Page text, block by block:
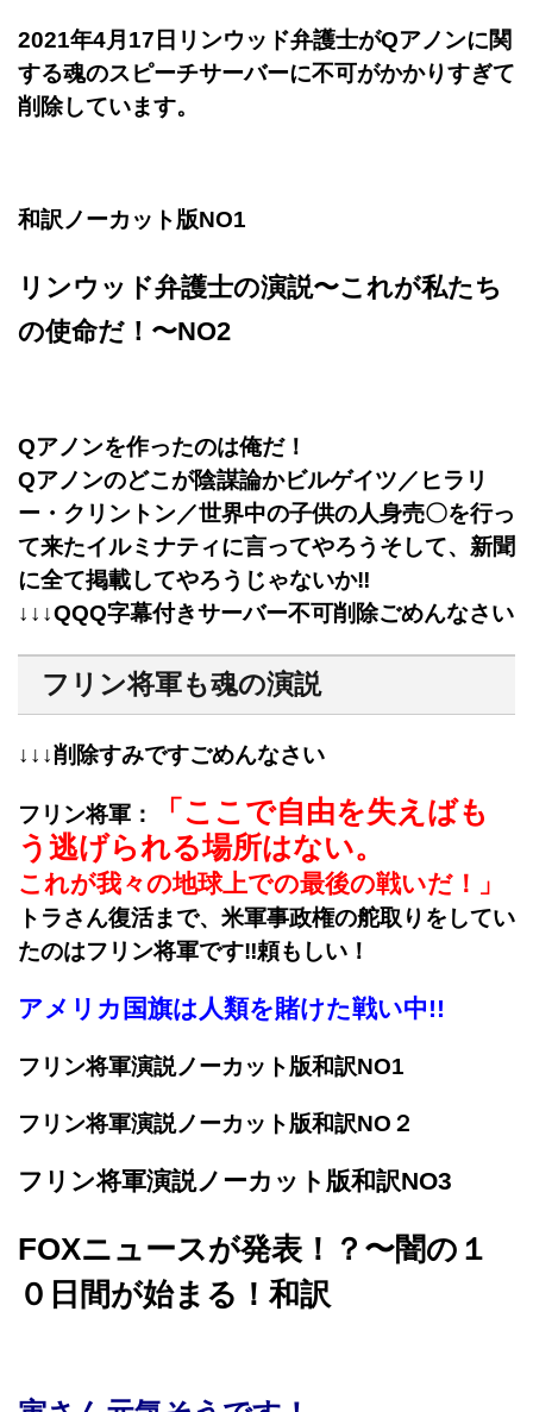
2021年4月17日リンウッド弁護士がQアノンに関
する魂のスピーチサーバーに不可がかかりすぎて
削除しています。
和訳ノーカット版NO1
リンウッド弁護士の演説〜これが私たち
の使命だ！〜NO2
Qアノンを作ったのは俺だ！
Qアノンのどこが陰謀論かビルゲイツ／ヒラリ
ー・クリントン／世界中の子供の人身売〇を行っ
て来たイルミナティに言ってやろうそして、新聞
に全て掲載してやろうじゃないか‼︎
↓↓↓QQQ字幕付きサーバー不可削除ごめんなさい
フリン将軍も魂の演説
↓↓↓削除すみですごめんなさい
フリン将軍：
「ここで自由を失えばも
う逃げられる場所はない。
これが我々の地球上での最後の戦いだ！」
トラさん復活まで、米軍事政権の舵取りをしてい
たのはフリン将軍です‼︎頼もしい！
アメリカ国旗は人類を賭けた戦い中!!
フリン将軍演説ノーカット版和訳NO1
フリン将軍演説ノーカット版和訳NO２
フリン将軍演説ノーカット版和訳NO3
FOXニュースが発表！？〜闇の１
０日間が始まる！和訳